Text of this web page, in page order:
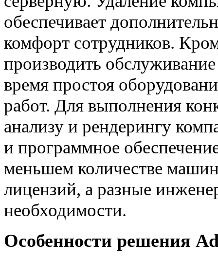
обеспечивает
комфорт сотрудников.
производить
время простоя
работ. Для выполнения
анализу и рендерингу
и программное
меньшем количестве
лицензий, а разные
необходимости.
Особенности решения